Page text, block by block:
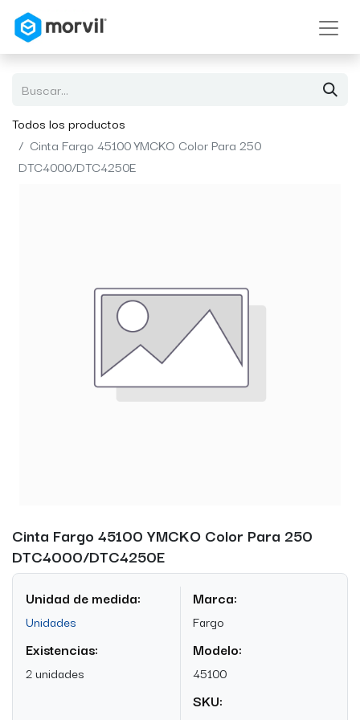
Todos los productos
Cinta Fargo 45100 YMCKO Color Para 250
DTC4000/DTC4250E
Cinta Fargo 45100 YMCKO Color Para 250
DTC4000/DTC4250E
Unidad de medida:
Unidades
Existencias:
2 unidades
Marca:
Fargo
Modelo:
45100
SKU: